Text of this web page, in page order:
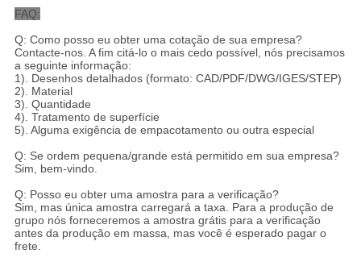
FAQ:
Q: Como posso eu obter uma cotação de sua empresa?
Contacte-nos. A fim citá-lo o mais cedo possível, nós precisamos
a seguinte informação:
1). Desenhos detalhados (formato: CAD/PDF/DWG/IGES/STEP)
2). Material
3). Quantidade
4). Tratamento de superfície
5). Alguma exigência de empacotamento ou outra especial
Q: Se ordem pequena/grande está permitido em sua empresa?
Sim, bem-vindo.
Q: Posso eu obter uma amostra para a verificação?
Sim, mas única amostra carregará a taxa. Para a produção de
grupo nós forneceremos a amostra grátis para a verificação
antes da produção em massa, mas você é esperado pagar o
frete.